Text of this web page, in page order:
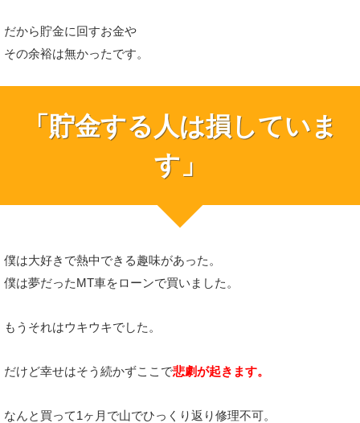
だから貯金に回すお金や
その余裕は無かったです。
「貯金する人は損していま
す」
僕は大好きで熱中できる趣味があった。
僕は夢だったMT車をローンで買いました。
もうそれはウキウキでした。
だけど幸せはそう続かずここで悲劇が起きます。
なんと買って1ヶ月で山でひっくり返り修理不可。